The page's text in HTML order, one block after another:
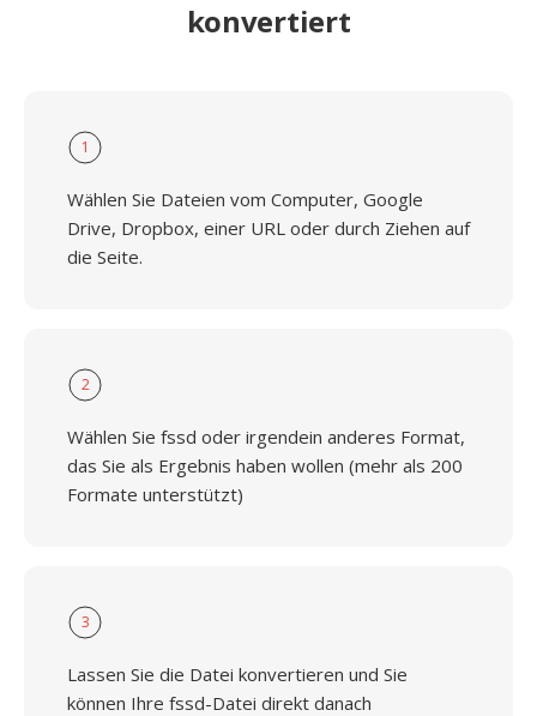
konvertiert
1
Wählen Sie Dateien vom Computer, Google
Drive, Dropbox, einer URL oder durch Ziehen auf
die Seite.
2
Wählen Sie fssd oder irgendein anderes Format,
das Sie als Ergebnis haben wollen (mehr als 200
Formate unterstützt)
3
Lassen Sie die Datei konvertieren und Sie
können Ihre fssd-Datei direkt danach